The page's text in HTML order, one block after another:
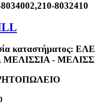
8032410
καταστήματος:
-
ΨΗΤΟΠΩΛΕΙΟ